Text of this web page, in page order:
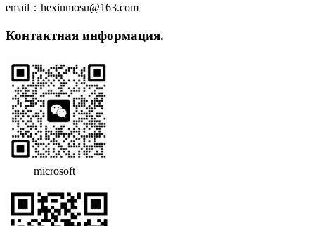
email：hexinmosu@163.com
Контактная информация.
microsoft